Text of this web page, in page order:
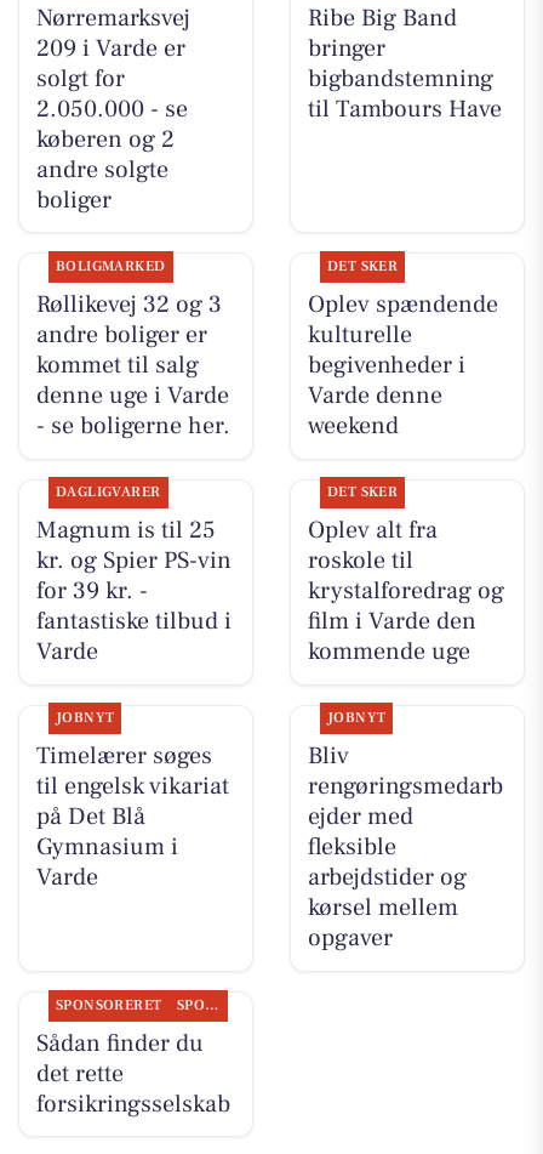
Nørremarksvej
209 i Varde er
solgt for
2.050.000 - se
køberen og 2
andre solgte
boliger
Ribe Big Band
bringer
bigbandstemning
til Tambours Have
BOLIGMARKED
Røllikevej 32 og 3
andre boliger er
kommet til salg
denne uge i Varde
- se boligerne her.
DET SKER
Oplev spændende
kulturelle
begivenheder i
Varde denne
weekend
DAGLIGVARER
Magnum is til 25
kr. og Spier PS-vin
for 39 kr. -
fantastiske tilbud i
Varde
DET SKER
Oplev alt fra
roskole til
krystalforedrag og
film i Varde den
kommende uge
JOBNYT
Timelærer søges
til engelsk vikariat
på Det Blå
Gymnasium i
Varde
JOBNYT
Bliv
rengøringsmedarb
ejder med
fleksible
arbejdstider og
kørsel mellem
opgaver
SPONSORERET SPONSORERET INDHOLD
Sådan finder du
det rette
forsikringsselskab